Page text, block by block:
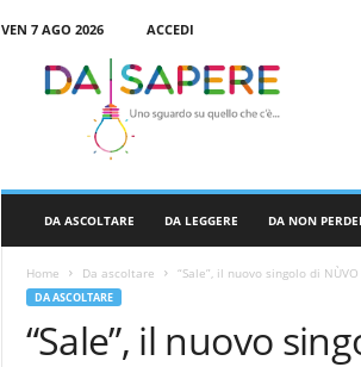
VEN 7 AGO 2026
ACCEDI
DA ASCOLTARE DA LEGGERE DA NON
Home Da ascoltare “Sale”, il nuovo singolo di NÙVO
DA ASCOLTARE
“Sale”, il nuovo